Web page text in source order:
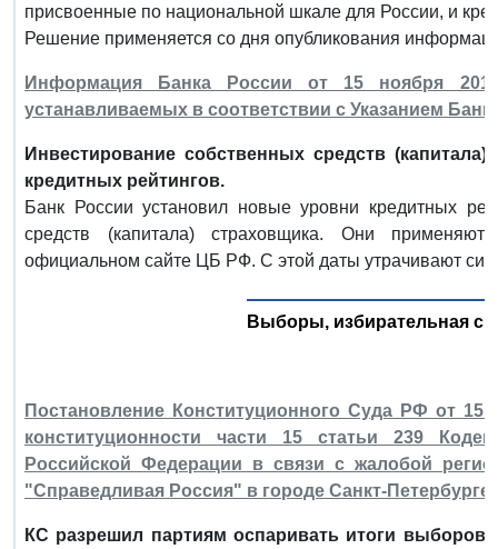
присвоенные по национальной шкале для России, и
Решение применяется со дня опубликования
Информация Банка России от 15 ноября
устанавливаемых в соответствии с Указанием
Инвестирование собственных средств
кредитных рейтингов.
Банк России установил новые уровни кредитных
средств (капитала) страховщика. Они
официальном сайте ЦБ РФ. С этой даты утрачивают
Выборы, избирательная
Постановление Конституционного Суда РФ от
конституционности части 15 статьи 239
Российской Федерации в связи с жалобой
"Справедливая Россия" в городе Санкт-Петербурге"
КС разрешил партиям оспаривать итоги выборов,